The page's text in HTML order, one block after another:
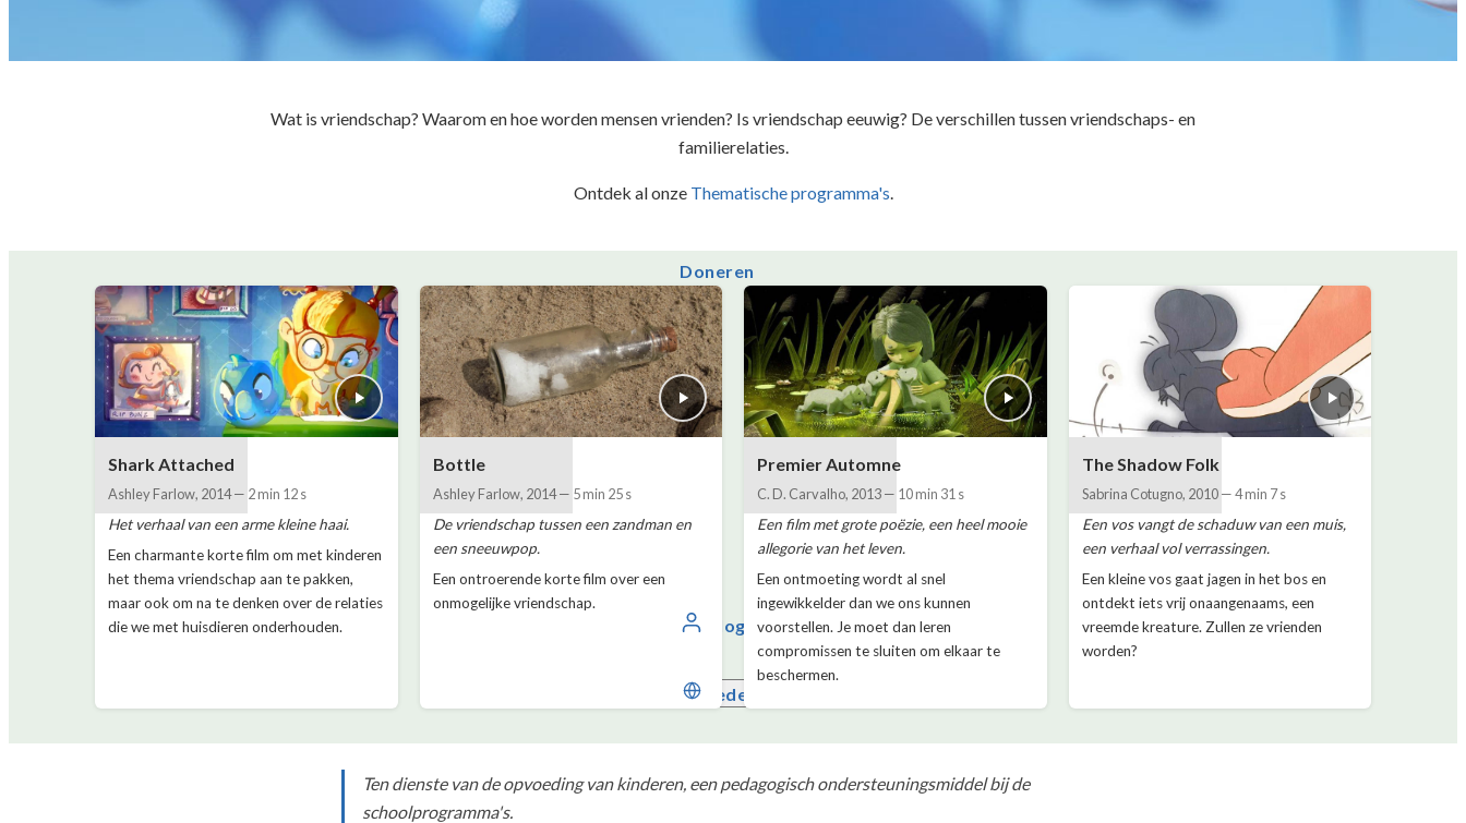
Doneren
Inloggen
Nederlands
Wat is vriendschap? Waarom en hoe worden mensen vrienden? Is vriendschap eeuwig? De verschillen tussen vriendschaps- en
familierelaties.
Ontdek al onze Thematische programma's.
Shark Attached
Ashley Farlow, 2014— 2 min 12 s
Het verhaal van een arme kleine haai.
Een charmante korte film om met kinderen
het thema vriendschap aan te pakken,
maar ook om na te denken over de relaties
die we met huisdieren onderhouden.
Bottle
Ashley Farlow, 2014— 5 min 25 s
De vriendschap tussen een zandman en
een sneeuwpop.
Een ontroerende korte film over een
onmogelijke vriendschap.
Premier Automne
C. D. Carvalho, 2013— 10 min 31 s
Een film met grote poëzie, een heel mooie
allegorie van het leven.
Een ontmoeting wordt al snel
ingewikkelder dan we ons kunnen
voorstellen. Je moet dan leren
compromissen te sluiten om elkaar te
beschermen.
The Shadow Folk
Sabrina Cotugno, 2010—4 min 7 s
Een vos vangt de schaduw van een muis,
een verhaal vol verrassingen.
Een kleine vos gaat jagen in het bos en
ontdekt iets vrij onaangenaams, een
vreemde kreature. Zullen ze vrienden
worden?
Ten dienste van de opvoeding van kinderen, een pedagogisch ondersteuningsmiddel bij de
schoolprogramma's.